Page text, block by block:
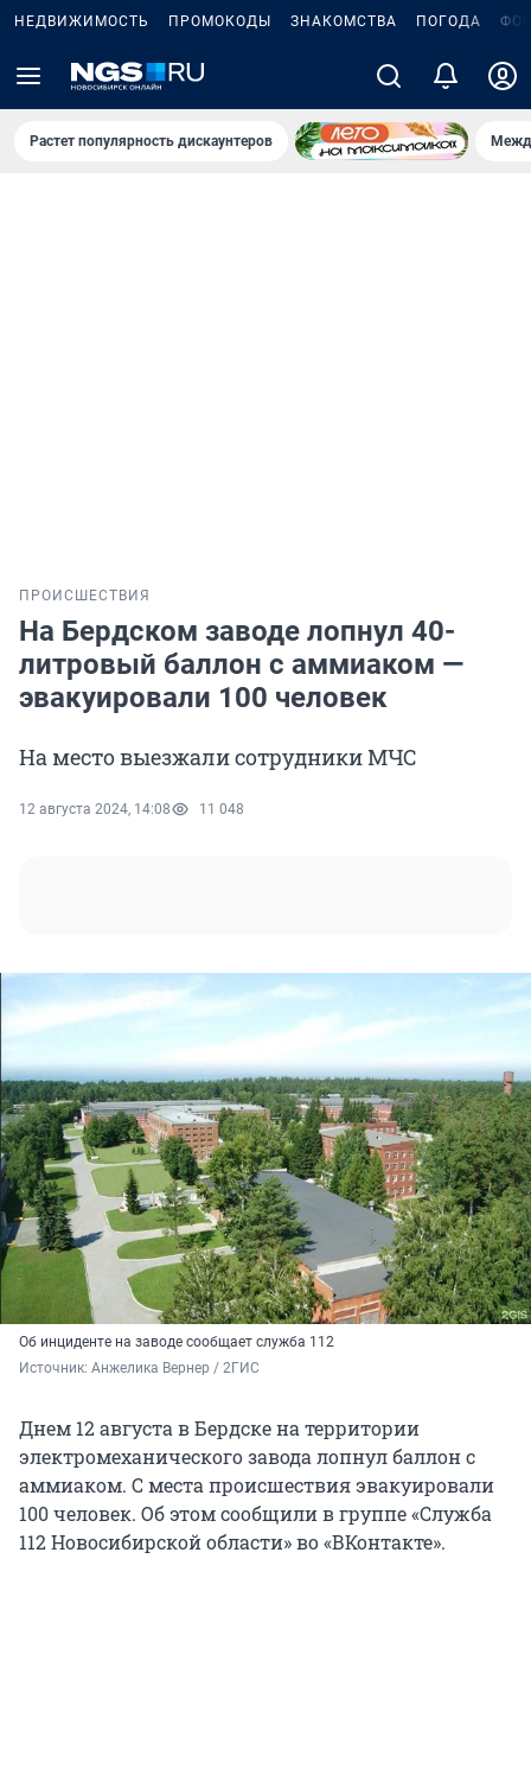
НЕДВИЖИМОСТЬ ПРОМОКОДЫ ЗНАКОМСТВА ПОГОДА
Растет популярность дискаунтеров
ПРОИСШЕСТВИЯ
На Бердском заводе лопнул 40-
литровый баллон с аммиаком —
эвакуировали 100 человек
На место выезжали сотрудники МЧС
12 августа 2024, 14:08 11 048
Об инциденте на заводе сообщает служба 112
Источник: Анжелика Вернер / 2ГИС
Днем 12 августа в Бердске на территории
электромеханического завода лопнул баллон с
аммиаком. С места происшествия эвакуировали
100 человек. Об этом сообщили в группе «Служба
112 Новосибирской области» во «ВКонтакте».